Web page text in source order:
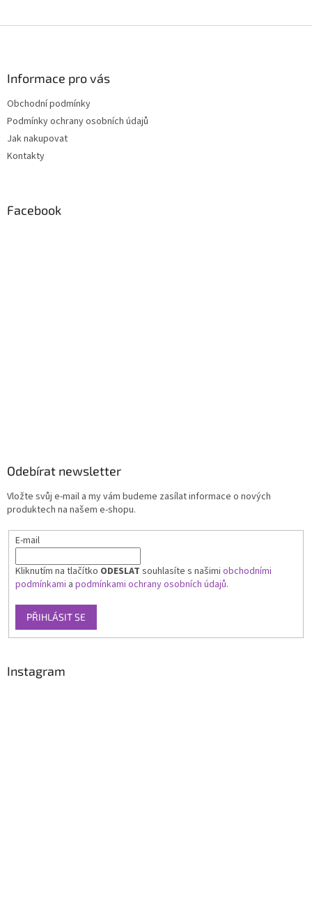
Informace pro vás
Obchodní podmínky
Podmínky ochrany osobních údajů
Jak nakupovat
Kontakty
Facebook
Odebírat newsletter
Vložte svůj e-mail a my vám budeme zasílat informace o nových
produktech na našem e-shopu.
E-mail
Kliknutím na tlačítko ODESLAT souhlasíte s našimi obchodními
podmínkami a podmínkami ochrany osobních údajů.
PŘIHLÁSIT SE
Instagram